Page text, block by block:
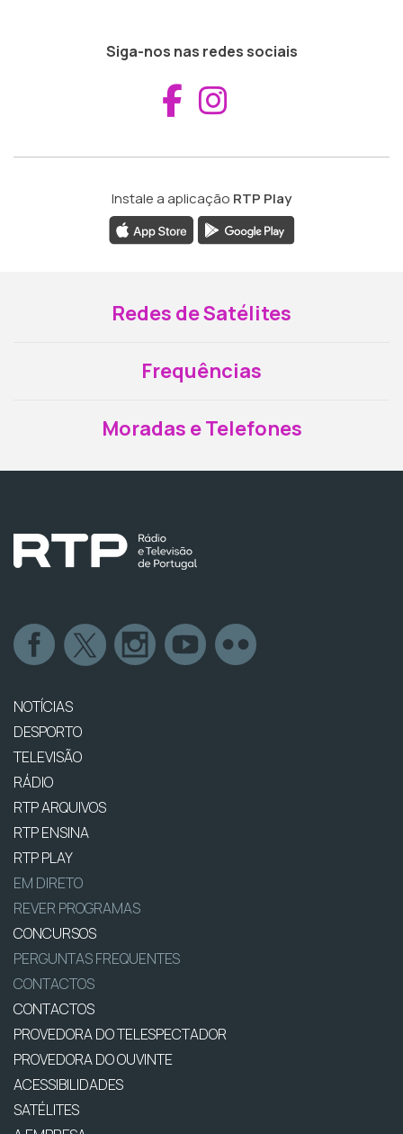
Siga-nos nas redes sociais
Aceder ao
Instale a aplicação RTP Play
Redes de Satélites
Frequências
Moradas e Telefones
NOTÍCIAS
DESPORTO
TELEVISÃO
RÁDIO
RTP ARQUIVOS
RTP ENSINA
RTP PLAY
EM DIRETO
REVER PROGRAMAS
CONCURSOS
PERGUNTAS FREQUENTES
CONTACTOS
CONTACTOS
PROVEDORA DO TELESPECTADOR
PROVEDORA DO OUVINTE
ACESSIBILIDADES
SATÉLITES